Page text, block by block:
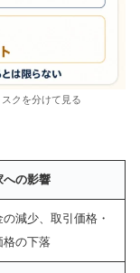
クを分けて見る
への影響
減少、取引価格・
格の下落